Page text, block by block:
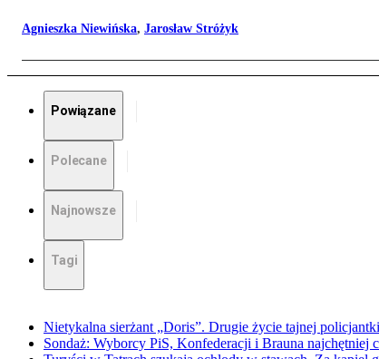
Agnieszka Niewińska, Jarosław Stróżyk
Powiązane
Polecane
Najnowsze
Tagi
Nietykalna sierżant „Doris”. Drugie życie tajnej policjantki
Sondaż: Wyborcy PiS, Konfederacji i Brauna